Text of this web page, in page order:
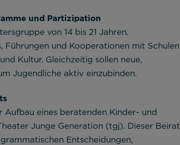
und Partizipation
von 14 bis 21 Jahren.
und Kooperationen mit Schulen
Kultur. Gleichzeitig sollen neue,
Jugendliche aktiv einzubinden.
eines beratenden Kinder- und
Junge Generation (tgj). Dieser Beirat
Entscheidungen,